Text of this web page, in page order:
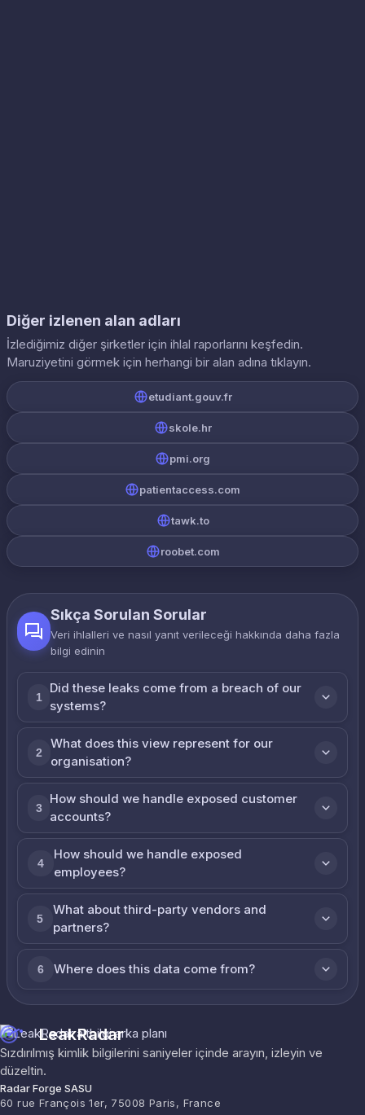
Diğer izlenen alan adları
İzlediğimiz diğer şirketler için ihlal raporlarını keşfedin.
Maruziyetini görmek için herhangi bir alan adına tıklayın.
etudiant.gouv.fr
skole.hr
pmi.org
patientaccess.com
tawk.to
roobet.com
Sıkça Sorulan Sorular
Veri ihlalleri ve nasıl yanıt verileceği hakkında daha fazla
bilgi edinin
1
Did these leaks come from a breach of our
systems?
2
What does this view represent for our
organisation?
3
How should we handle exposed customer
accounts?
4
How should we handle exposed
employees?
5
What about third-party vendors and
partners?
6 Where does this data come from?
LeakRadar
Sızdırılmış kimlik bilgilerini saniyeler içinde arayın, izleyin ve
düzeltin.
Radar Forge SASU
60 rue François 1er, 75008 Paris, France